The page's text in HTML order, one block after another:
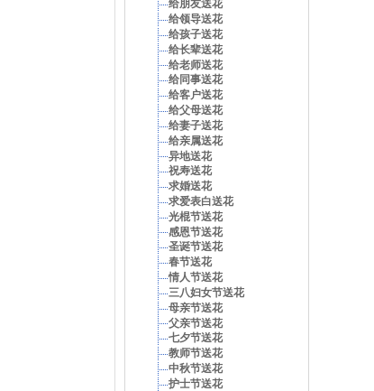
给朋友送花
给领导送花
给孩子送花
给长辈送花
给老师送花
给同事送花
给客户送花
给父母送花
给妻子送花
给亲属送花
异地送花
祝寿送花
求婚送花
求爱表白送花
光棍节送花
感恩节送花
圣诞节送花
春节送花
情人节送花
三八妇女节送花
母亲节送花
父亲节送花
七夕节送花
教师节送花
中秋节送花
护士节送花